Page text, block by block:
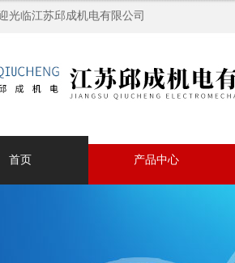
光临江苏邱成机电有限公司
首页 产品中心